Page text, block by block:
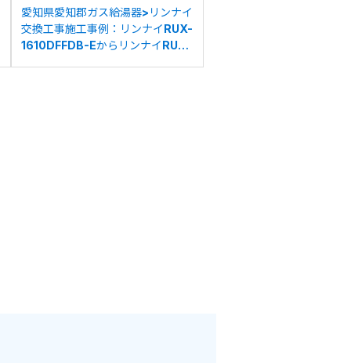
愛知県愛知郡ガス給湯器>リンナイ
交換工事施工事例：リンナイRUX-
1610DFFDB-EからリンナイRUX-